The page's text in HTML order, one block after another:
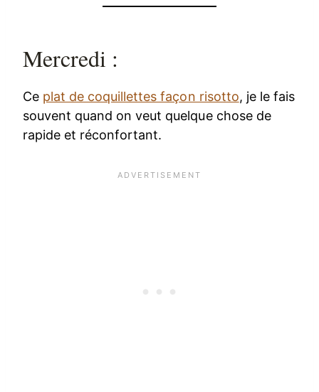
Mercredi :
Ce plat de coquillettes façon risotto, je le fais
souvent quand on veut quelque chose de
rapide et réconfortant.